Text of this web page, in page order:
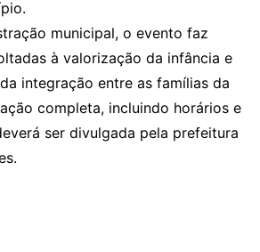
municipal, o evento faz
à valorização da infância e
integração entre as famílias da
completa, incluindo horários e
ser divulgada pela prefeitura